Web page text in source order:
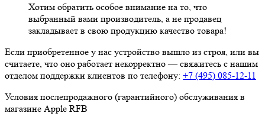
Хотим обратить особое внимание на то, что
выбранный вами производитель, а не продавец
закладывает в свою продукцию качество товара!
Если приобретенное у нас устройство вышло из строя, или вы
считаете, что оно работает некорректно — свяжитесь с нашим
отделом поддержки клиентов по телефону: +7 (495) 085-12-11
Условия послепродажного (гарантийного) обслуживания в
магазине Apple RFB